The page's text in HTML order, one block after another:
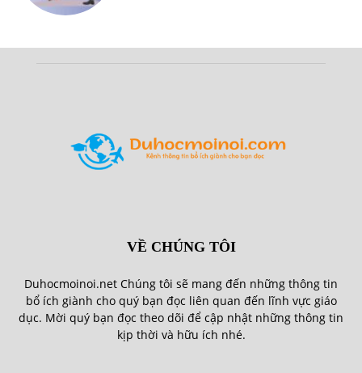
VỀ CHÚNG TÔI
Duhocmoinoi.net Chúng tôi sẽ mang đến những thông tin
bổ ích giành cho quý bạn đọc liên quan đến lĩnh vực giáo
dục. Mời quý bạn đọc theo dõi để cập nhật những thông tin
kịp thời và hữu ích nhé.